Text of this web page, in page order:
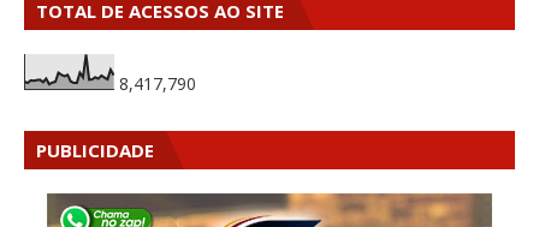
TOTAL DE ACESSOS AO SITE
8,417,790
PUBLICIDADE